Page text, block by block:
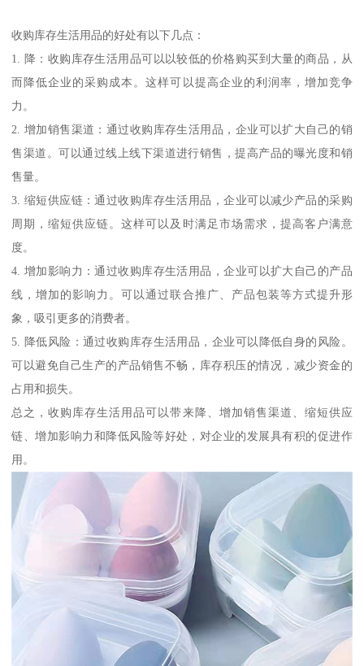
收购库存生活用品的好处有以下几点：
1. 降：收购库存生活用品可以以较低的价格购买到大量的商品，从
而降低企业的采购成本。这样可以提高企业的利润率，增加竞争
力。
2. 增加销售渠道：通过收购库存生活用品，企业可以扩大自己的销
售渠道。可以通过线上线下渠道进行销售，提高产品的曝光度和销
售量。
3. 缩短供应链：通过收购库存生活用品，企业可以减少产品的采购
周期，缩短供应链。这样可以及时满足市场需求，提高客户满意
度。
4. 增加影响力：通过收购库存生活用品，企业可以扩大自己的产品
线，增加的影响力。可以通过联合推广、产品包装等方式提升形
象，吸引更多的消费者。
5. 降低风险：通过收购库存生活用品，企业可以降低自身的风险。
可以避免自己生产的产品销售不畅，库存积压的情况，减少资金的
占用和损失。
总之，收购库存生活用品可以带来降、增加销售渠道、缩短供应
链、增加影响力和降低风险等好处，对企业的发展具有积的促进作
用。